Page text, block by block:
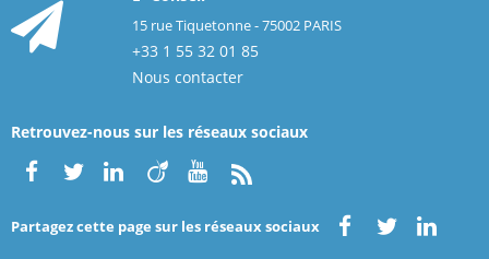
15 rue Tiquetonne - 75002 PARIS
+33 1 55 32 01 85
Nous contacter
Retrouvez-nous sur les réseaux sociaux
Partagez cette page sur les réseaux sociaux